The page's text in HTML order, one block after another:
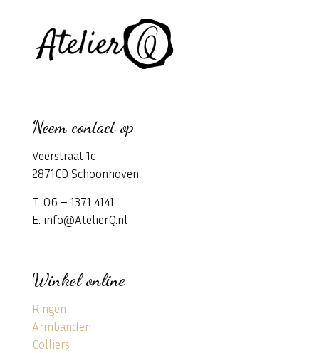
Neem contact op
Veerstraat 1c
2871CD Schoonhoven
T. 06 – 1371 4141
E. info@AtelierQ.nl
Winkel online
Ringen
Armbanden
Colliers